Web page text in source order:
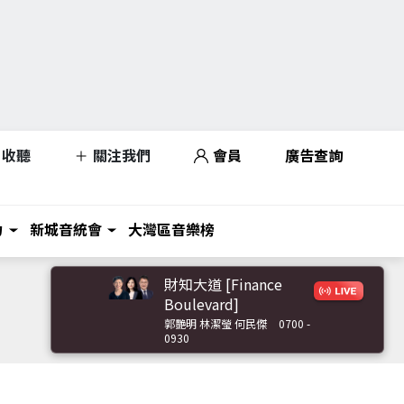
收聽 關注我們 會員 廣告查詢
新城音統會 大灣區音樂榜
財知大道 [Finance
Boulevard]
郭艷明 林潔瑩 何民傑
0700 -
0930